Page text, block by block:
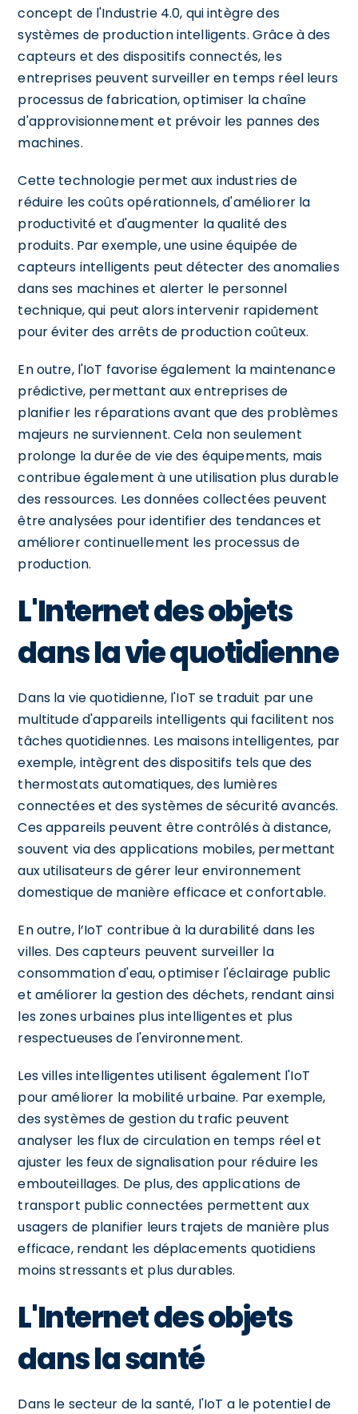
concept de l'Industrie 4.0, qui intègre des
systèmes de production intelligents. Grâce à des
capteurs et des dispositifs connectés, les
entreprises peuvent surveiller en temps réel leurs
processus de fabrication, optimiser la chaîne
d'approvisionnement et prévoir les pannes des
machines.
Cette technologie permet aux industries de
réduire les coûts opérationnels, d'améliorer la
productivité et d'augmenter la qualité des
produits. Par exemple, une usine équipée de
capteurs intelligents peut détecter des anomalies
dans ses machines et alerter le personnel
technique, qui peut alors intervenir rapidement
pour éviter des arrêts de production coûteux.
En outre, l'IoT favorise également la maintenance
prédictive, permettant aux entreprises de
planifier les réparations avant que des problèmes
majeurs ne surviennent. Cela non seulement
prolonge la durée de vie des équipements, mais
contribue également à une utilisation plus durable
des ressources. Les données collectées peuvent
être analysées pour identifier des tendances et
améliorer continuellement les processus de
production.
L'Internet des objets
dans la vie quotidienne
Dans la vie quotidienne, l'IoT se traduit par une
multitude d'appareils intelligents qui facilitent nos
tâches quotidiennes. Les maisons intelligentes, par
exemple, intègrent des dispositifs tels que des
thermostats automatiques, des lumières
connectées et des systèmes de sécurité avancés.
Ces appareils peuvent être contrôlés à distance,
souvent via des applications mobiles, permettant
aux utilisateurs de gérer leur environnement
domestique de manière efficace et confortable.
En outre, l’IoT contribue à la durabilité dans les
villes. Des capteurs peuvent surveiller la
consommation d'eau, optimiser l'éclairage public
et améliorer la gestion des déchets, rendant ainsi
les zones urbaines plus intelligentes et plus
respectueuses de l'environnement.
Les villes intelligentes utilisent également l'IoT
pour améliorer la mobilité urbaine. Par exemple,
des systèmes de gestion du trafic peuvent
analyser les flux de circulation en temps réel et
ajuster les feux de signalisation pour réduire les
embouteillages. De plus, des applications de
transport public connectées permettent aux
usagers de planifier leurs trajets de manière plus
efficace, rendant les déplacements quotidiens
moins stressants et plus durables.
L'Internet des objets
dans la santé
Dans le secteur de la santé, l'IoT a le potentiel de